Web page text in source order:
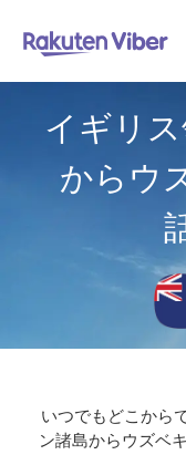
イギリ
からウ
いつでもどこから
ン諸島からウズベ